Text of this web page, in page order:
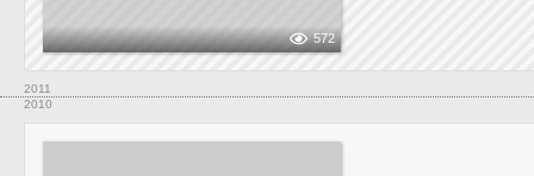
572
2011
2010